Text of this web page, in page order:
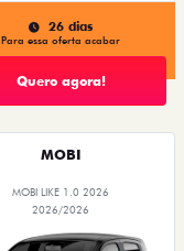
26 dias
Para essa oferta acabar
Quero agora!
MOBI
MOBI LIKE 1.0 2026
2026/2026